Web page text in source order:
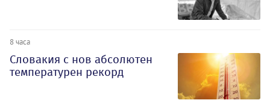
8 часа
Словакия с нов абсолютен
температурен рекорд